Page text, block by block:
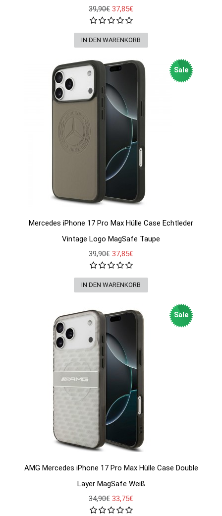
39,90€ 37,85€
Sale
Mercedes iPhone 17 Pro Max Hülle Case Echtleder
Vintage Logo MagSafe Taupe
39,90€ 37,85€
Sale
AMG Mercedes iPhone 17 Pro Max Hülle Case Double
Layer MagSafe Weiß
34,90€ 33,75€